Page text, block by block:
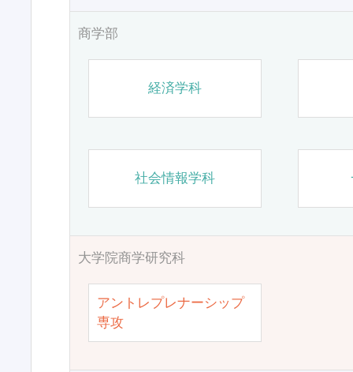
商学部
経済学科
社会情報学科
大学院商学研究科
アントレプレナーシップ
専攻